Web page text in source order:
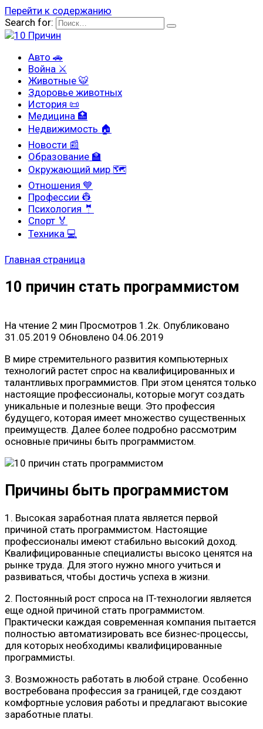
Перейти к содержанию
Search for:
Авто 🚗
Война ⚔
Животные 🐯
Здоровье животных
История 📜
Медицина 🏥
Недвижимость 🏠
Новости 📰
Образование 🏫
Окружающий мир 🗺
Отношения 💙
Профессии 👷
Психология 🤵
Спорт 🏅
Техника 💻
Главная страница
10 причин стать программистом
На чтение 2 мин Просмотров 1.2к. Опубликовано
31.05.2019 Обновлено 04.06.2019
В мире стремительного развития компьютерных
технологий растет спрос на квалифицированных и
талантливых программистов. При этом ценятся только
настоящие профессионалы, которые могут создать
уникальные и полезные вещи. Это профессия
будущего, которая имеет множество существенных
преимуществ. Далее более подробно рассмотрим
основные причины быть программистом.
Причины быть программистом
1. Высокая заработная плата является первой
причиной стать программистом. Настоящие
профессионалы имеют стабильно высокий доход.
Квалифицированные специалисты высоко ценятся на
рынке труда. Для этого нужно много учиться и
развиваться, чтобы достичь успеха в жизни.
2. Постоянный рост спроса на IT-технологии является
еще одной причиной стать программистом.
Практически каждая современная компания пытается
полностью автоматизировать все бизнес-процессы,
для которых необходимы квалифицированные
программисты.
3. Возможность работать в любой стране. Особенно
востребована профессия за границей, где создают
комфортные условия работы и предлагают высокие
заработные платы.